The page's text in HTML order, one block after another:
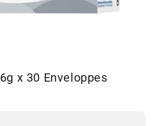
x 30 Enveloppes